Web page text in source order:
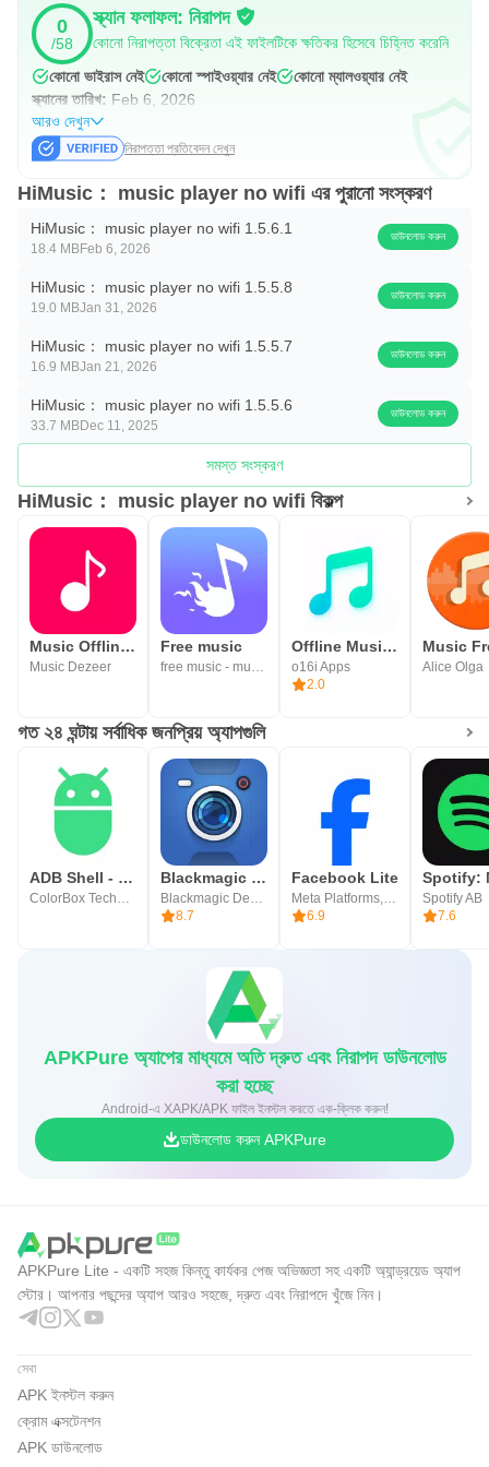
0
/58
স্ক্যান ফলাফল: নিরাপদ
কোনো নিরাপত্তা বিক্রেতা এই ফাইলটিকে ক্ষতিকর হিসেবে চিহ্নিত করেনি
কোনো ভাইরাস নেই
কোনো স্পাইওয়্যার নেই
কোনো ম্যালওয়্যার নেই
স্ক্যানের তারিখ: Feb 6, 2026
আরও দেখুন
নিরাপত্তা প্রতিবেদন দেখুন
HiMusic： music player no wifi এর পুরানো সংস্করণ
HiMusic： music player no wifi 1.5.6.1
18.4 MBFeb 6, 2026
ডাউনলোড করুন
HiMusic： music player no wifi 1.5.5.8
19.0 MBJan 31, 2026
ডাউনলোড করুন
HiMusic： music player no wifi 1.5.5.7
16.9 MBJan 21, 2026
ডাউনলোড করুন
HiMusic： music player no wifi 1.5.5.6
33.7 MBDec 11, 2025
ডাউনলোড করুন
সমস্ত সংস্করণ
HiMusic： music player no wifi বিকল্প
Music Offline Download Online
Music Dezeer
Free music Offline Music Player
o16i Apps
2.0
Music
Alice Olga
গত ২৪ ঘন্টায় সর্বাধিক জনপ্রিয় অ্যাপগুলি
ADB Shell - Debug Toolbox Blackmagic Camera
8.7
Facebook Lite
6.9
Spotify AB
7.6
APKPure অ্যাপের মাধ্যমে অতি দ্রুত এবং নিরাপদ ডাউনলোড
করা হচ্ছে
Android-এ XAPK/APK ফাইল ইনস্টল করতে এক-ক্লিক করুন!
ডাউনলোড করুন APKPure
APKPure Lite - একটি সহজ কিন্তু কার্যকর পেজ অভিজ্ঞতা সহ একটি অ্যান্ড্রয়েড অ্যাপ
স্টোর। আপনার পছন্দের অ্যাপ আরও সহজে, দ্রুত এবং নিরাপদে খুঁজে নিন।
সেবা
APK ইনস্টল করুন
ক্রোম এক্সটেনশন
APK ডাউনলোড